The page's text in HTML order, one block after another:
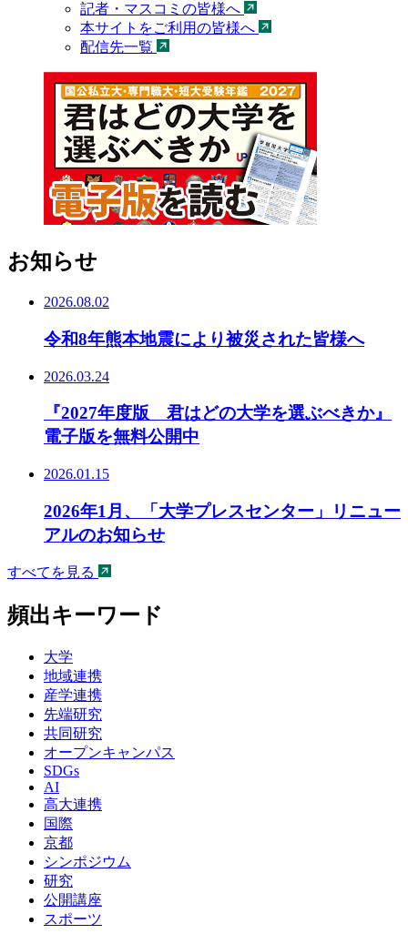
記者・マスコミの皆様へ
本サイトをご利用の皆様へ
配信先一覧
お知らせ
2026.08.02
令和8年熊本地震により被災された皆様へ
2026.03.24
『2027年度版 君はどの大学を選ぶべきか』
電子版を無料公開中
2026.01.15
2026年1月、「大学プレスセンター」リニュー
アルのお知らせ
すべてを見る
頻出キーワード
大学
地域連携
産学連携
先端研究
共同研究
オープンキャンパス
SDGs
AI
高大連携
国際
京都
シンポジウム
研究
公開講座
スポーツ